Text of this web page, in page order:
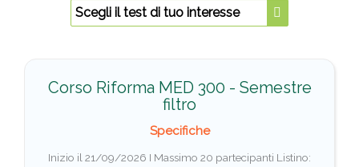
Scegli il test di tuo interesse
Corso Riforma MED 300 - Semestre
filtro
Specifiche
Inizio il 21/09/2026 I Massimo 20 partecipanti Listino: